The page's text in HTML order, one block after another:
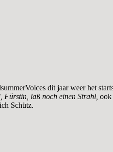
dit jaar weer het
Fürstin, laß noch einen Strahl, ook
Schütz.